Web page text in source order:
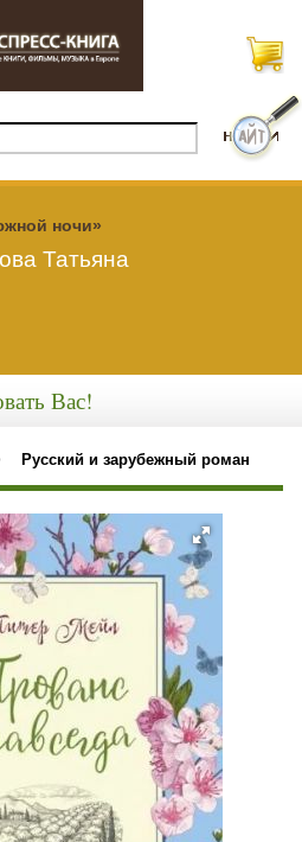
ночи»
Татьяна
Вас!
Русский и зарубежный роман